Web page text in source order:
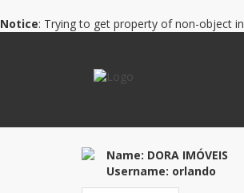
Notice: Trying to get property of non-object in
Name: DORA IMÓVEIS
Username: orlando